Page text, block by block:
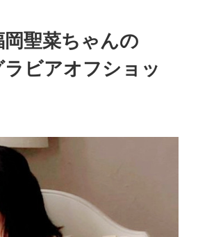
聖菜ちゃんの
ラビアオフショッ